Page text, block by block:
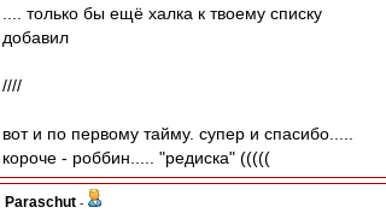
.... только бы ещё халка к твоему списку
добавил
////
вот и по первому тайму. супер и спасибо.....
короче - роббин..... "редиска" (((((
Paraschut -